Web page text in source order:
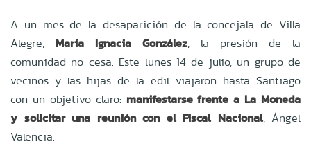
A un mes de la desaparición de la concejala de Villa
Alegre, María Ignacia González, la presión de la
comunidad no cesa. Este lunes 14 de julio, un grupo de
vecinos y las hijas de la edil viajaron hasta Santiago
con un objetivo claro: manifestarse frente a La Moneda
y solicitar una reunión con el Fiscal Nacional, Ángel
Valencia.